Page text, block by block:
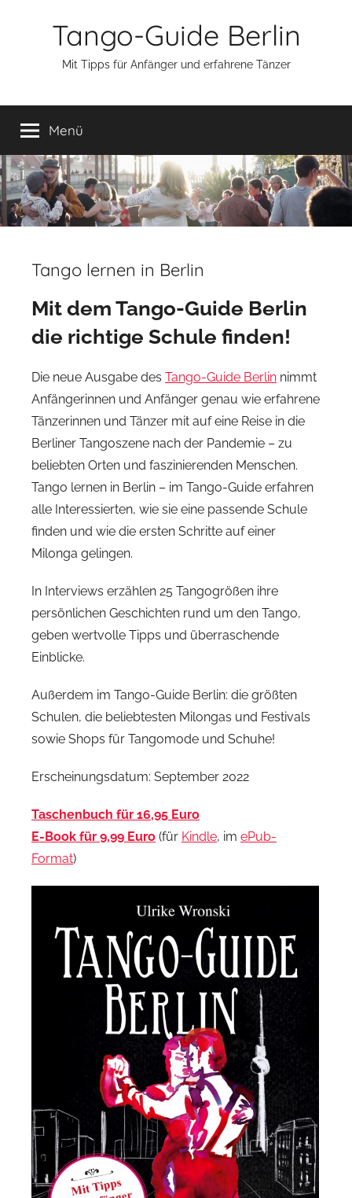
Tango-Guide Berlin
Mit Tipps für Anfänger und erfahrene Tänzer
Menü
Tango lernen in Berlin
Mit dem Tango-Guide Berlin
die richtige Schule finden!
Die neue Ausgabe des Tango-Guide Berlin nimmt
Anfängerinnen und Anfänger genau wie erfahrene
Tänzerinnen und Tänzer mit auf eine Reise in die
Berliner Tangoszene nach der Pandemie – zu
beliebten Orten und faszinierenden Menschen.
Tango lernen in Berlin – im Tango-Guide erfahren
alle Interessierten, wie sie eine passende Schule
finden und wie die ersten Schritte auf einer
Milonga gelingen.
In Interviews erzählen 25 Tangogrößen ihre
persönlichen Geschichten rund um den Tango,
geben wertvolle Tipps und überraschende
Einblicke.
Außerdem im Tango-Guide Berlin: die größten
Schulen, die beliebtesten Milongas und Festivals
sowie Shops für Tangomode und Schuhe!
Erscheinungsdatum: September 2022
Taschenbuch für 16,95 Euro
E-Book für 9,99 Euro (für Kindle, im ePub-
Format)